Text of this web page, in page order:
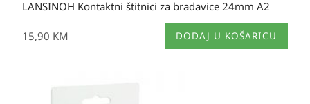
LANSINOH Kontaktni štitnici za bradavice 24mm A2
15,90 KM DODAJ U KOŠARICU